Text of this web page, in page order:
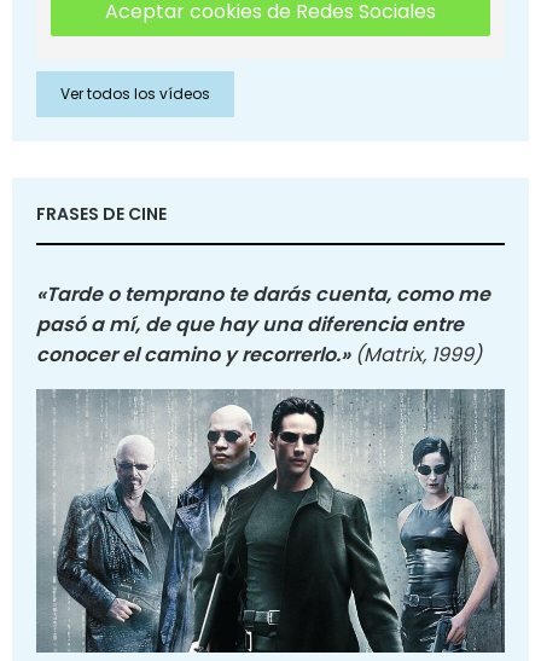
Aceptar cookies de Redes Sociales
Ver todos los vídeos
FRASES DE CINE
«Tarde o temprano te darás cuenta, como me
pasó a mí, de que hay una diferencia entre
conocer el camino y recorrerlo.» (Matrix, 1999)